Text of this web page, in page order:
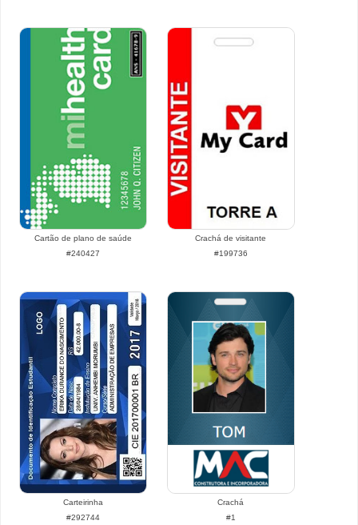
Cartão de plano de saúde
#240427
Crachá de visitante
#199736
Carteirinha
#292744
Crachá
#1